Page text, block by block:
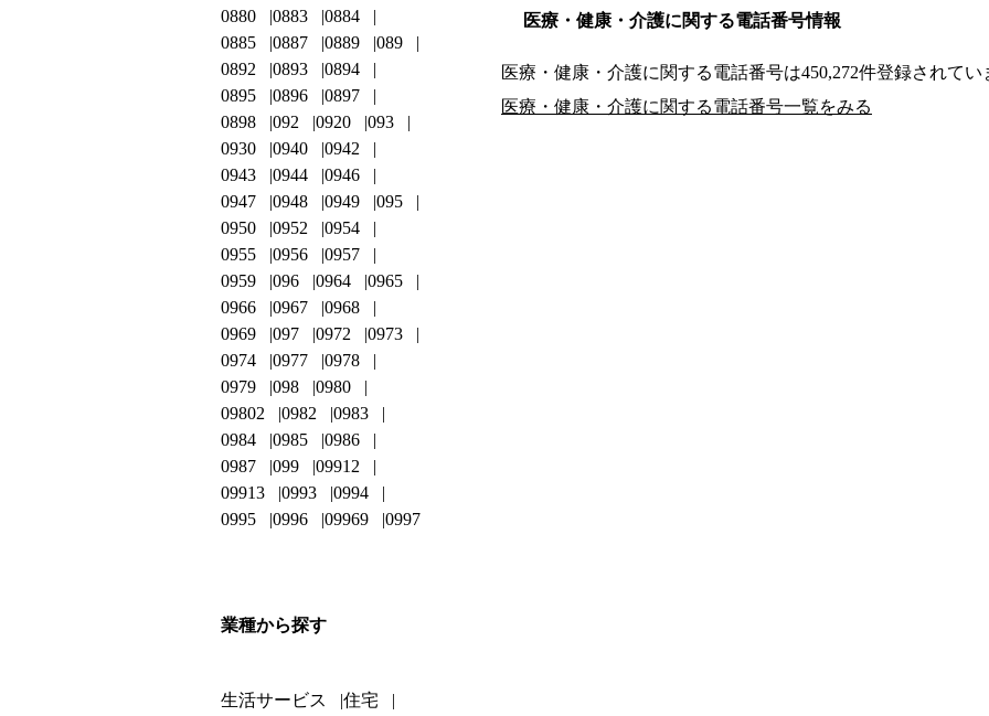
医療・健康・介護に関する電話番号情報
医療・健康・介護に関する電話番号は450,272件登録されてい
医療・健康・介護に関する電話番号一覧をみる
0880
0883
0884
0885
0887 0889
089
0892
0893
0894
0895
0896
0897
0898
092 0920
093
0930
0940
0942
0943
0944
0946
0947
0948 0949
095
0950
0952
0954
0955
0956
0957
0959
096 0964
0965
0966
0967
0968
0969
097 0972
0973
0974
0977
0978
0979
098
0980
09802
0982
0983
0984
0985
0986
0987
099
09912
09913
0993
0994
0995
0996 09969 0997
業種から探す
生活サービス 住宅